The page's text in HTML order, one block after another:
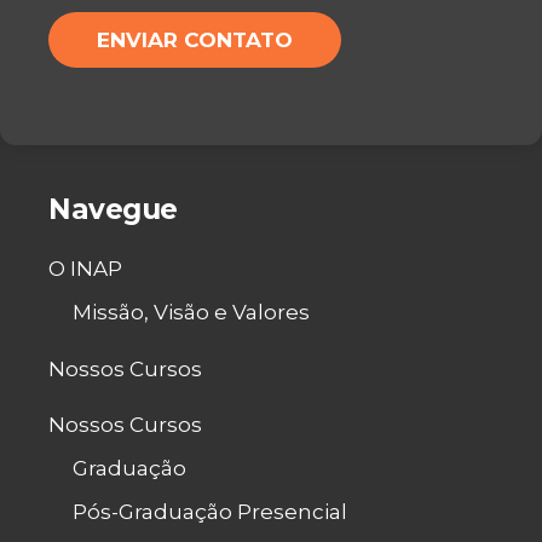
H
A
T
M
*
ENVIAR CONTATO
Navegue
O INAP
Missão, Visão e Valores
Nossos Cursos
Nossos Cursos
Graduação
Pós-Graduação Presencial